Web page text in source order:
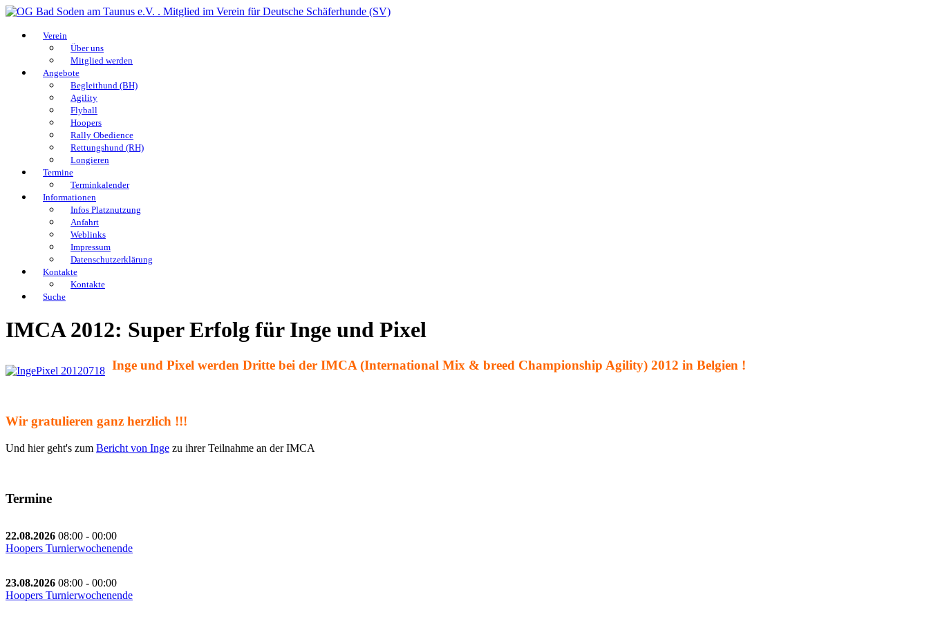
Verein
Über uns
Mitglied werden
Angebote
Begleithund (BH)
Agility
Flyball
Hoopers
Rally Obedience
Rettungshund (RH)
Longieren
Termine
Terminkalender
Informationen
Infos Platznutzung
Anfahrt
Weblinks
Impressum
Datenschutzerklärung
Kontakte
Kontakte
Suche
IMCA 2012: Super Erfolg für Inge und Pixel
Inge und Pixel werden Dritte bei der IMCA (International Mix & breed Championship Agility) 2012 in Belgien !
Wir gratulieren ganz herzlich !!!
Und hier geht's zum Bericht von Inge zu ihrer Teilnahme an der IMCA
Termine
22.08.2026 08:00 - 00:00
Hoopers Turnierwochenende
23.08.2026 08:00 - 00:00
Hoopers Turnierwochenende